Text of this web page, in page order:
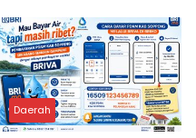
Daerah